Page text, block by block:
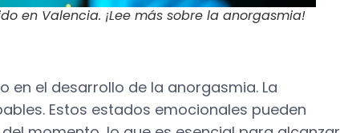
en Valencia. ¡Lee más sobre la anorgasmia!
el desarrollo de la anorgasmia. La
Estos estados emocionales pueden